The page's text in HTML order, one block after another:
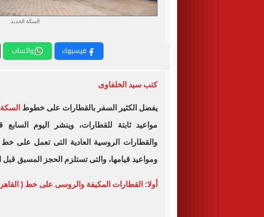
السكة الحديد
فيسبوك واتساب
كتب سيد الخلفاوى
يفضل الكثير السفر بالقطارات على خطوط
مواعيد ثابتة للقطارات، وينشر اليوم السابع
والقطارات الروسية العادية التى تعمل على خط
ومواعيد قيامها، والتى تستلزم الحجز المسبق قبل
أولا: القطارات المكيفة والروسى على خط (